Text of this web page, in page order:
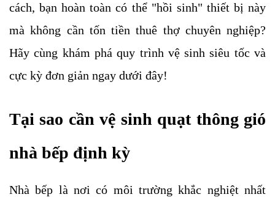
cách, bạn hoàn toàn có thể "hồi sinh" thiết bị này
mà không cần tốn tiền thuê thợ chuyên nghiệp?
Hãy cùng khám phá quy trình vệ sinh siêu tốc và
cực kỳ đơn giản ngay dưới đây!
Tại sao cần vệ sinh quạt thông gió
nhà bếp định kỳ
Nhà bếp là nơi có môi trường khắc nghiệt nhất